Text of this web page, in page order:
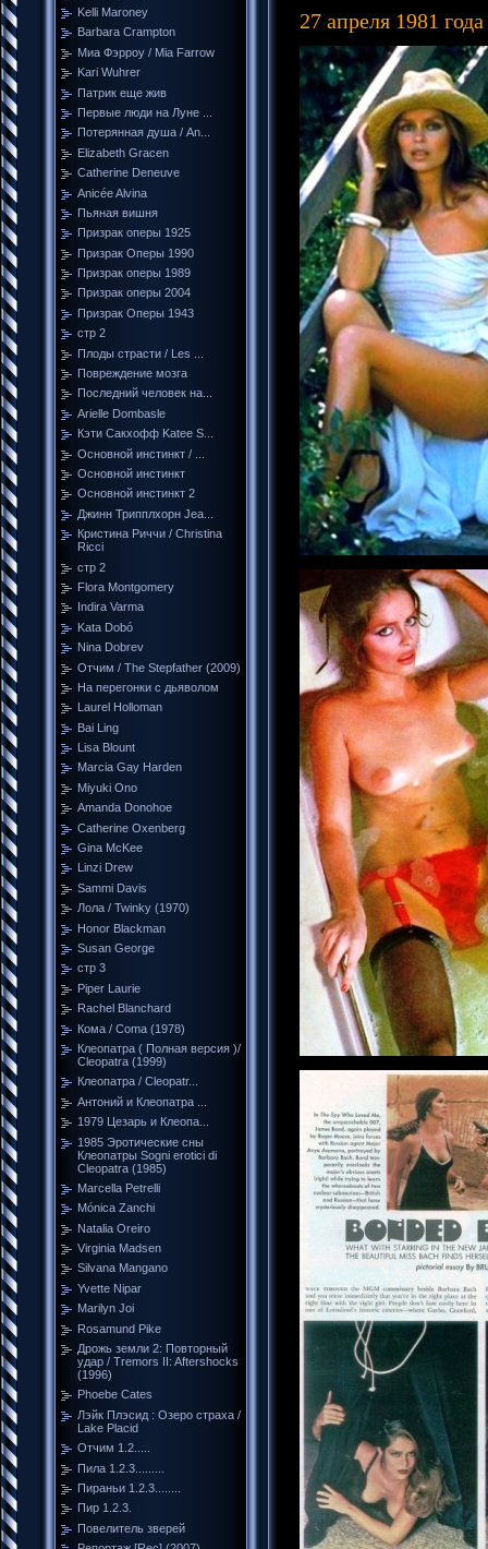
Kelli Maroney
Barbara Crampton
Миа Фэрроу / Mia Farrow
Kari Wuhrer
Патрик еще жив
Первые люди на Луне ...
Потерянная душа / An...
Elizabeth Gracen
Catherine Deneuve
Anicée Alvina
Пьяная вишня
Призрак оперы 1925
Призрак Оперы 1990
Призрак оперы 1989
Призрак оперы 2004
Призрак Оперы 1943
стр 2
Плоды страсти / Les ...
Повреждение мозга
Последний человек на...
Arielle Dombasle
Кэти Сакхофф Katee S...
Основной инстинкт / ...
Основной инстинкт
Основной инстинкт 2
Джинн Трипплхорн Jea...
Кристина Риччи / Christina
Ricci
стр 2
Flora Montgomery
Indira Varma
Kata Dobó
Nina Dobrev
Отчим / The Stepfather (2009)
На перегонки с дьяволом
Laurel Holloman
Bai Ling
Lisa Blount
Marcia Gay Harden
Miyuki Ono
Amanda Donohoe
Catherine Oxenberg
Gina McKee
Linzi Drew
Sammi Davis
Лола / Twinky (1970)
Honor Blackman
Susan George
стр 3
Piper Laurie
Rachel Blanchard
Кома / Coma (1978)
Клеопатра ( Полная версия )/
Cleopatra (1999)
Клеопатра / Cleopatr...
Антоний и Клеопатра ...
1979 Цезарь и Клеопа...
1985 Эротические сны
Клеопатры Sogni erotici di
Cleopatra (1985)
Marcella Petrelli
Mónica Zanchi
Natalia Oreiro
Virginia Madsen
Silvana Mangano
Yvette Nipar
Marilyn Joi
Rosamund Pike
Дрожь земли 2: Повторный
удар / Tremors II: Aftershocks
(1996)
Phoebe Cates
Лэйк Плэсид : Озеро страха /
Lake Placid
Отчим 1.2.....
Пила 1.2.3.........
Пираньи 1.2.3........
Пир 1.2.3.
Повелитель зверей
27 апреля 1981